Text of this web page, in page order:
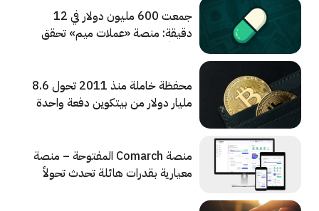
جمعت 600 مليون دولار في 12
دقيقة: منصة «عملات ميم» تحقق
محفظة خاملة منذ 2011 تحول 8.6
مليار دولار من بيتكوين دفعة واحدة
منصة Comarch المفتوحة – منصة
معيارية بقدرات هائلة تحدث تحولاً